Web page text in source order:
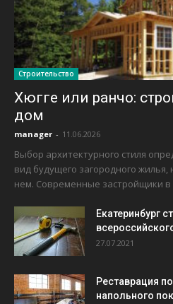
Строительство
Хюгге или ранчо:
дом
manager - 11.06.2026
Выбор архитектурного стиля
вид будущего загородного
нем. Современные застройщики в
Екатеринбург
27.07.2021
Реставрация
напольного